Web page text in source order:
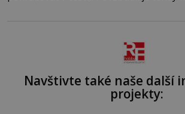
Navštivte také naše další
projekty: